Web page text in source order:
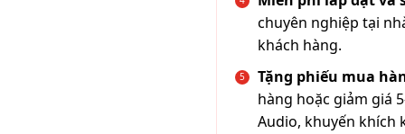
chuyên nghiệp tại
khách hàng.
Tặng phiếu mua
hàng hoặc giảm giá
Audio, khuyến khích